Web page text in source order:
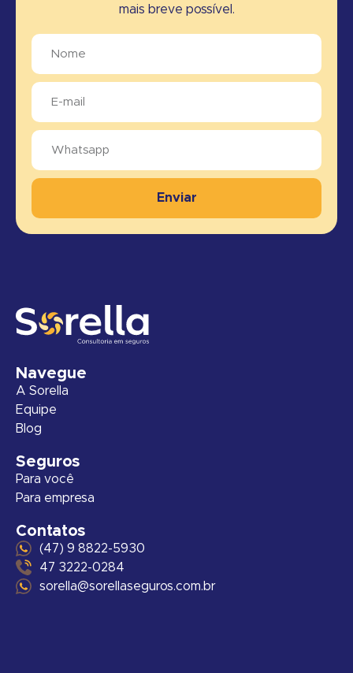
mais breve possível.
Enviar
Navegue
A Sorella
Equipe
Blog
Seguros
Para você
Para empresa
Contatos
(47) 9 8822-5930
47 3222-0284
sorella@sorellaseguros.com.br